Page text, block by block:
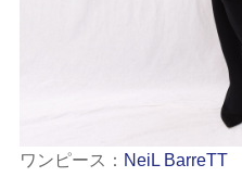
ワンピース： NeiL BarreTT